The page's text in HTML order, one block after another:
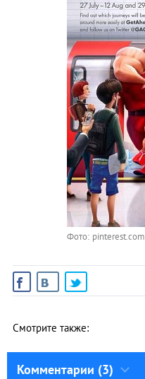
Фото: pinterest.com
Смотрите также:
Комментарии (3)